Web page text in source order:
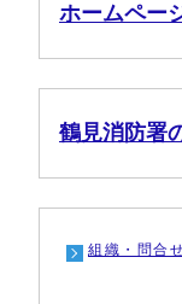
ホームペー
鶴見消防署
組織・問合